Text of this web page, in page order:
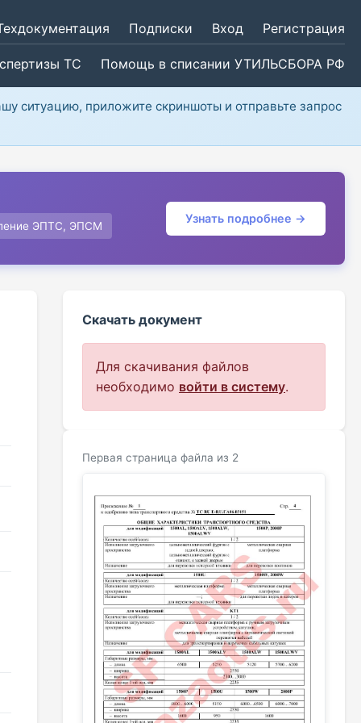
Подписки Вход Регистрация
ТС Помощь в списании УТИЛЬСБОРА РФ
ситуацию, приложите скриншоты и отправьте запрос
ЭПТС, ЭПСМ
Узнать подробнее →
Скачать документ
Для скачивания файлов
необходимо войти в систему.
Первая страница файла из 2